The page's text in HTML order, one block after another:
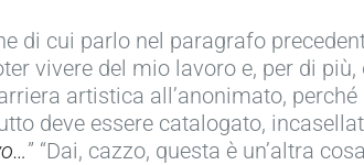
di cui parlo nel paragrafo
vivere del mio lavoro e, per di
artistica all’anonimato, perché
deve essere catalogato,
” “Dai, cazzo, questa è un’altra